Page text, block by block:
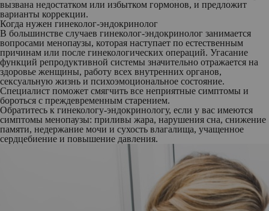
вызвана недостатком или избытком гормонов, и предложит
варианты коррекции.
Когда нужен гинеколог-эндокринолог
В большинстве случаев гинеколог-эндокринолог занимается
вопросами менопаузы, которая наступает по естественным
причинам или после гинекологических операций. Угасание
функций репродуктивной системы значительно отражается на
здоровье женщины, работу всех внутренних органов,
сексуальную жизнь и психоэмоциональное состояние.
Специалист поможет смягчить все неприятные симптомы и
бороться с преждевременным старением.
Обратитесь к гинекологу-эндокринологу, если у вас имеются
симптомы менопаузы: приливы жара, нарушения сна, снижение
памяти, недержание мочи и сухость влагалища, учащенное
сердцебиение и повышение давления.